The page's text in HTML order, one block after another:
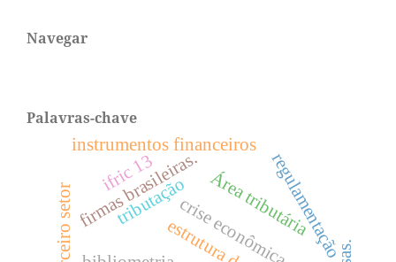
Navegar
Palavras-chave
Área tributária
tributação
firmas brasileiras.
crise econômicaregulamentação
instrumentos financeiros
terceiro setor
ifric 13